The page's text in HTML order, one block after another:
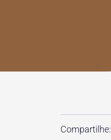
Compartilhe: